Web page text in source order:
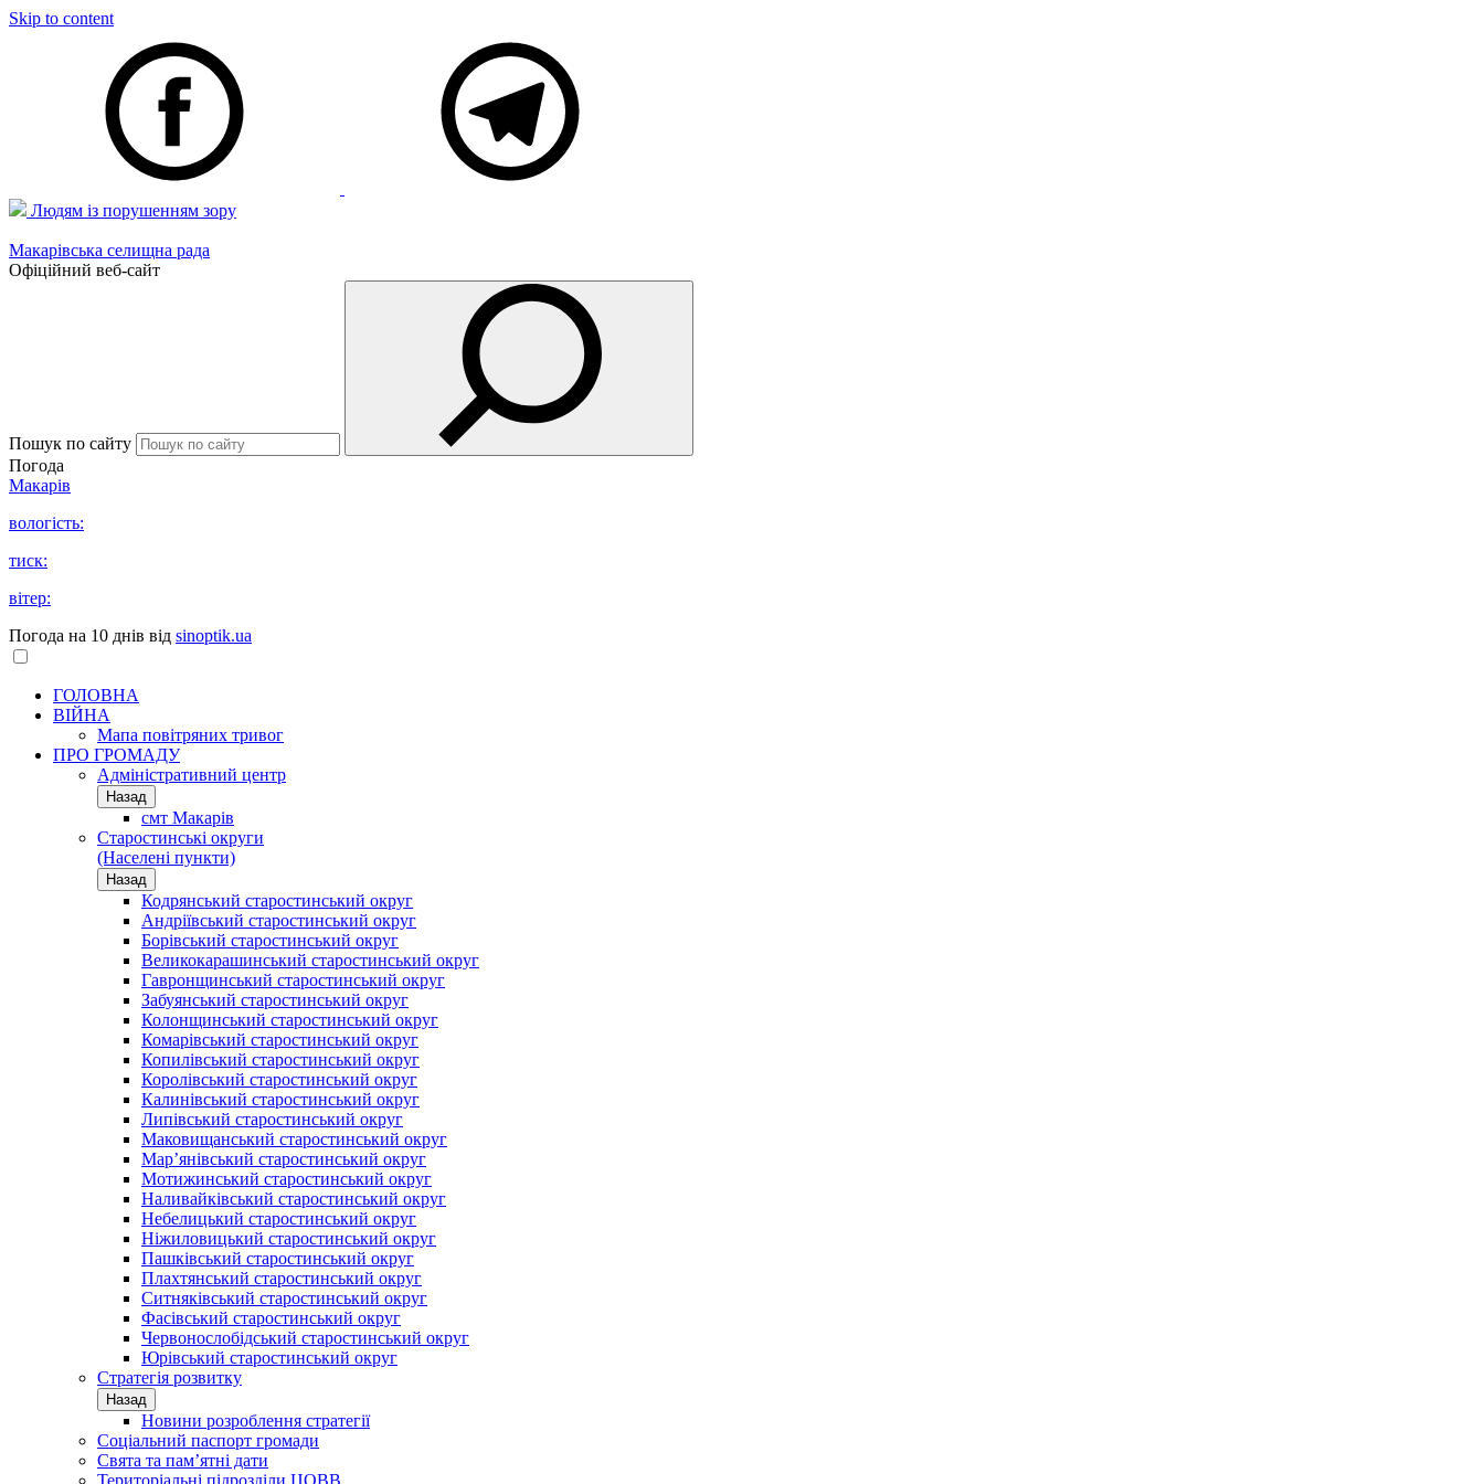
Skip to content
Людям із порушенням зору
Макарівська селищна рада
Офіційний веб-сайт
Пошук по сайту
Погода
Макарів
вологість:
тиск:
вітер:
Погода на 10 днів від sinoptik.ua
ГОЛОВНА
ВІЙНА
Мапа повітряних тривог
ПРО ГРОМАДУ
Aдміністративний центр
Назад
смт Макарів
Старостинські округи
(Населені пункти)
Назад
Кодрянський старостинський округ
Андріївський старостинський округ
Борівський старостинський округ
Великокарашинський старостинський округ
Гавронщинський старостинський округ
Забуянський старостинський округ
Колонщинський старостинський округ
Комарівський старостинський округ
Копилівський старостинський округ
Королівський старостинський округ
Калинівський старостинський округ
Липівський старостинський округ
Маковищанський старостинський округ
Мар’янівський старостинський округ
Мотижинський старостинський округ
Наливайківський старостинський округ
Небелицький старостинський округ
Ніжиловицький старостинський округ
Пашківський старостинський округ
Плахтянський старостинський округ
Ситняківський старостинський округ
Фасівський старостинський округ
Червонослобідський старостинський округ
Юрівський старостинський округ
Стратегія розвитку
Назад
Новини розроблення стратегії
Соціальний паспорт громади
Свята та пам’ятні дати
Територіальні підрозділи ЦОВВ